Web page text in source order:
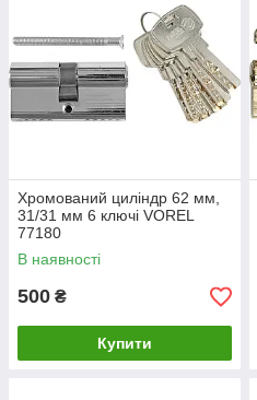
Хромований циліндр 62 мм,
31/31 мм 6 ключі VOREL
77180
В наявності
500 ₴
Купити